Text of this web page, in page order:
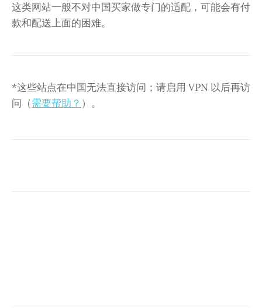
这类网站一般不对中国买家做专门的适配，可能会有付
款和配送上面的困难。
*这些站点在中国无法直接访问；请启用 VPN 以后再访
问（需要帮助？ ）。